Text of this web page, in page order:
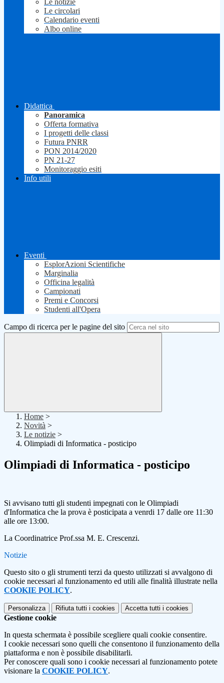
Le notizie
Le circolari
Calendario eventi
Albo online
Didattica
Panoramica
Offerta formativa
I progetti delle classi
Futura PNRR
PON 2014/2020
PN 21-27
Monitoraggio esiti
Info utili
Eventi
EsplorAzioni Scientifiche
Marginalia
Officina legalità
Campionati
Premi e Concorsi
Studenti all'Opera
Campo di ricerca per le pagine del sito
Home >
Novità >
Le notizie >
Olimpiadi di Informatica - posticipo
Olimpiadi di Informatica - posticipo
Si avvisano tutti gli studenti impegnati con le Olimpiadi
d'Informatica che la prova è posticipata a venrdi 17 dalle ore 11:30
alle ore 13:00.
La Coordinatrice Prof.ssa M. E. Crescenzi.
Notizie
Questo sito o gli strumenti terzi da questo utilizzati si avvalgono di
cookie necessari al funzionamento ed utili alle finalità illustrate nella
COOKIE POLICY.
Personalizza Rifiuta tutti i cookies Accetta tutti i cookies
Gestione cookie
In questa schermata è possibile scegliere quali cookie consentire.
I cookie necessari sono quelli che consentono il funzionamento della
piattaforma e non è possibile disabilitarli.
Per conoscere quali sono i cookie necessari al funzionamento potete
visionare la COOKIE POLICY.